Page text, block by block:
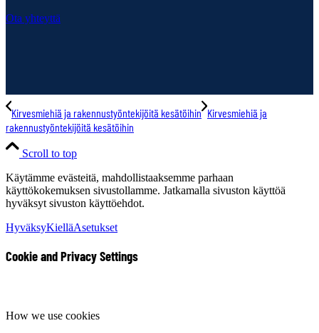
Ota yhteyttä
Kirvesmiehiä ja rakennustyöntekijöitä kesätöihin Kirvesmiehiä ja
rakennustyöntekijöitä kesätöihin
Scroll to top
Käytämme evästeitä, mahdollistaaksemme parhaan
käyttökokemuksen sivustollamme. Jatkamalla sivuston käyttöä
hyväksyt sivuston käyttöehdot.
HyväksyKielläAsetukset
Cookie and Privacy Settings
How we use cookies